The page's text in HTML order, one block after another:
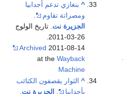
^ بنغازي تدعم أجدابيا
ومصراتة تقاوم
الجزيرة نت . تاريخ الولوج
26-03-2011.
Archived 2011-08-14
at theWayback
Machine
^ الثوار يقصفون الكتائب
بأجدابيا
. الجزيرة نت.